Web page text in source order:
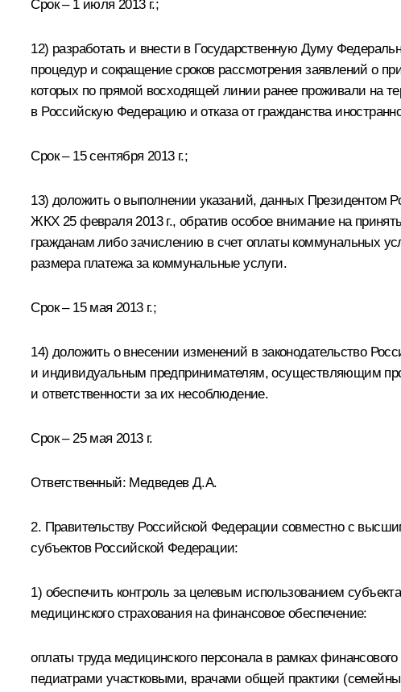
Срок – 1 июля 2013 г.;
12) разработать и внести в Государственную Думу
процедур и сокращение сроков рассмотрения заявлений о
которых по прямой восходящей линии ранее проживали на
в Российскую Федерацию и отказа от гражданства
Срок – 15 сентября 2013 г.;
13) доложить о выполнении указаний, данных Президентом
ЖКХ 25 февраля 2013 г., обратив особое внимание на
гражданам либо зачислению в счет оплаты коммунальных
размера платежа за коммунальные услуги.
Срок – 15 мая 2013 г.;
14) доложить о внесении изменений в законодательство
и индивидуальным предпринимателям, осуществляющим
и ответственности за их несоблюдение.
Срок – 25 мая 2013 г.
Ответственный: Медведев Д.А.
2. Правительству Российской Федерации совместно с
субъектов Российской Федерации:
1) обеспечить контроль за целевым использованием
медицинского страхования на финансовое обеспечение:
оплаты труда медицинского персонала в рамках
педиатрами участковыми, врачами общей практики